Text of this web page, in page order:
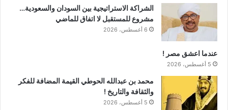
الشراكة الاستراتيجية بين السودان والسعودية…
مشروع للمستقبل لا اتفاق للماضي
6 أغسطس، 2026
عندما اعشق مصر !
5 أغسطس، 2026
محمد بن عبدالله الحوطي القيمة المضافة للفكر
والثقافة والتاريخ !
5 أغسطس، 2026